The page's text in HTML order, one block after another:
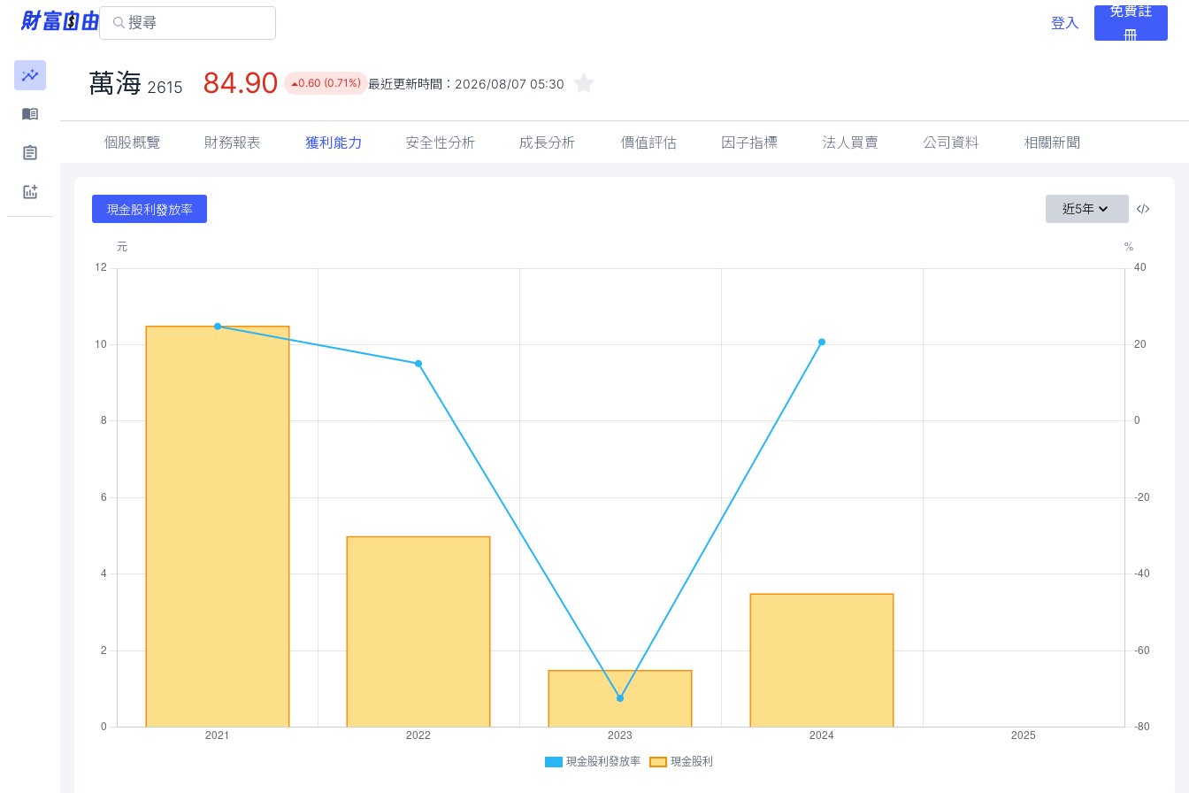
登入
免費註
冊
萬海 2615 84.90 0.60 (0.71%) 最近更新時間： 2026/08/07 05:30
個股概覽 財務報表 獲利能力 安全性分析 成長分析 價值評估 因子指標 法人買賣 公司資料 相關新聞
現金股利發放率 近5年
現金股利發放率 現金股利